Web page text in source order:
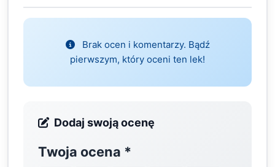
Brak ocen i komentarzy. Bądź
pierwszym, który oceni ten lek!
Dodaj swoją ocenę
Twoja ocena *